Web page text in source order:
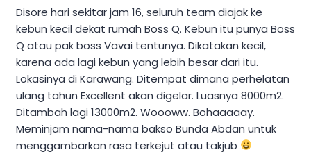
Disore hari sekitar jam 16, seluruh team diajak ke
kebun kecil dekat rumah Boss Q. Kebun itu punya Boss
Q atau pak boss Vavai tentunya. Dikatakan kecil,
karena ada lagi kebun yang lebih besar dari itu.
Lokasinya di Karawang. Ditempat dimana perhelatan
ulang tahun Excellent akan digelar. Luasnya 8000m2.
Ditambah lagi 13000m2. Woooww. Bohaaaaay.
Meminjam nama-nama bakso Bunda Abdan untuk
menggambarkan rasa terkejut atau takjub